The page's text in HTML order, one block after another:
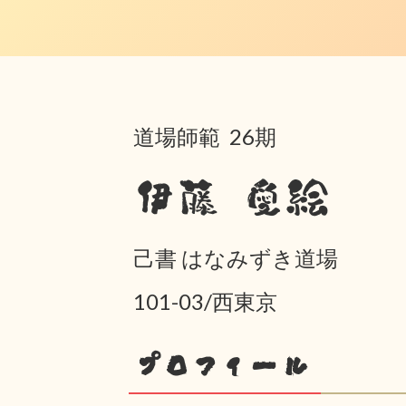
道場師範 26期
伊藤 愛絵
己書 はなみずき道場
101-03/西東京
プロフィール